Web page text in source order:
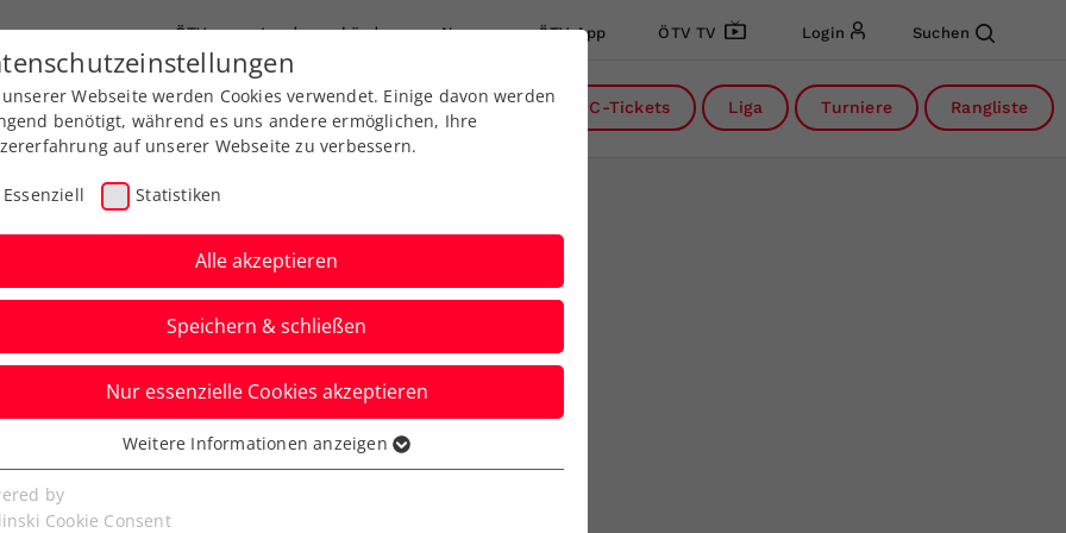
ÖTV Landesverbände News ÖTV App ÖTV TV Login Suchen
Ausbildung Services Über uns DC-Tickets Liga Turniere Rangliste
Interview mit
Seine Rolle als ÖTV-
Webseite werden Cookies verwendet. Einige davon werden
benötigt, während es uns andere ermöglichen, Ihre
auf unserer Webseite zu verbessern.
Essenziell Statistiken
Alle akzeptieren
Speichern & schließen
Nur essenzielle Cookies akzeptieren
Cookies werden für grundlegende Funktionen der
benötigt. Dadurch ist gewährleistet, dass die Webseite
Weitere Informationen anzeigen
by
Cookie Consent